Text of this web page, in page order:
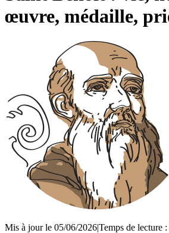
œuvre, médaille,
Mis à jour le 05/06/2026|Temps de lecture